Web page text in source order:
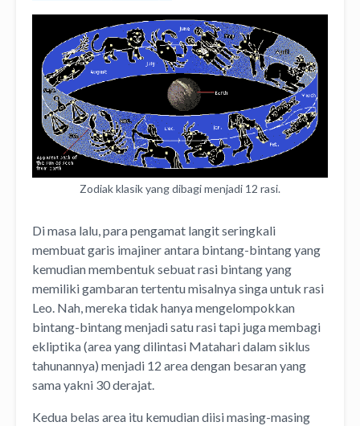
Zodiak klasik yang dibagi menjadi 12 rasi.
Di masa lalu, para pengamat langit seringkali
membuat garis imajiner antara bintang-bintang yang
kemudian membentuk sebuat rasi bintang yang
memiliki gambaran tertentu misalnya singa untuk rasi
Leo. Nah, mereka tidak hanya mengelompokkan
bintang-bintang menjadi satu rasi tapi juga membagi
ekliptika (area yang dilintasi Matahari dalam siklus
tahunannya) menjadi 12 area dengan besaran yang
sama yakni 30 derajat.
Kedua belas area itu kemudian diisi masing-masing